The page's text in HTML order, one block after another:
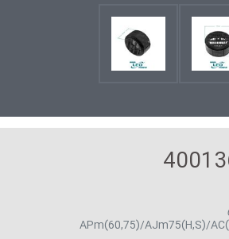
APm(60,75)/AJm75(H,S)/